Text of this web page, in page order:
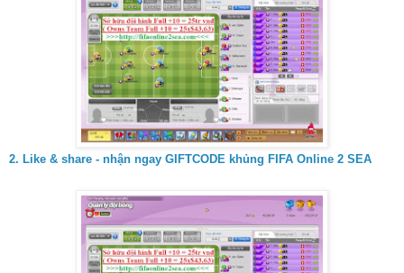
2. Like & share - nhận ngay GIFTCODE khủng FIFA Online 2 SEA